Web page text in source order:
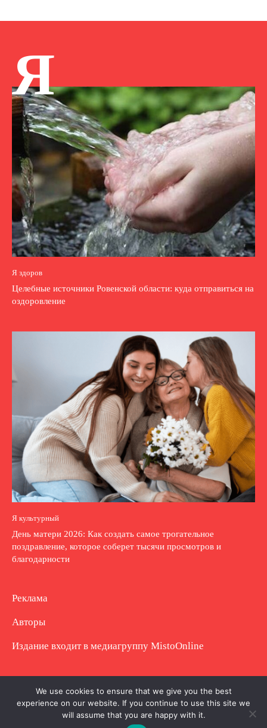
Я
Я здоров
Целебные источники Ровенской области: куда отправиться на
оздоровление
Я культурный
День матери 2026: Как создать самое трогательное
поздравление, которое соберет тысячи просмотров и
благодарности
Реклама
Авторы
Издание входит в медиагруппу MistoOnline
Copyright © Полное использование материала
запрещено. Частично разрешено с гиперссылкой.
We use cookies to ensure that we give you the best
experience on our website. If you continue to use this site we
will assume that you are happy with it.